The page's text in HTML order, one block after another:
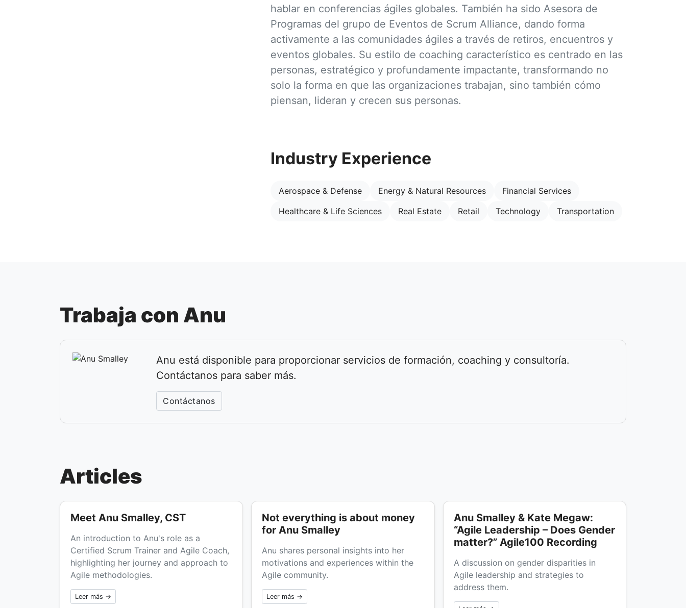
hablar en conferencias ágiles globales. También ha sido Asesora de
Programas del grupo de Eventos de Scrum Alliance, dando forma
activamente a las comunidades ágiles a través de retiros, encuentros y
eventos globales. Su estilo de coaching característico es centrado en las
personas, estratégico y profundamente impactante, transformando no
solo la forma en que las organizaciones trabajan, sino también cómo
piensan, lideran y crecen sus personas.
Industry Experience
Aerospace & Defense Energy & Natural Resources
Financial Services
Healthcare & Life Sciences
Real Estate Retail Technology Transportation
Trabaja con Anu
Anu está disponible para proporcionar servicios de formación, coaching y consultoría.
Contáctanos para saber más.
Contáctanos
Articles
Meet Anu Smalley, CST
An introduction to Anu's role as a
Certified Scrum Trainer and Agile Coach,
highlighting her journey and approach to
Agile methodologies.
Leer más →
Not everything is about money
for Anu Smalley
Anu shares personal insights into her
motivations and experiences within the
Agile community.
Leer más →
Anu Smalley & Kate Megaw:
“Agile Leadership – Does Gender
matter?” Agile100 Recording
A discussion on gender disparities in
Agile leadership and strategies to
address them.